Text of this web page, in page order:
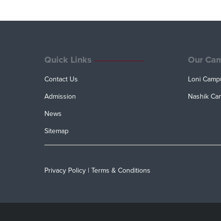
Quick Links
Contact Us
Admission
News
Sitemap
Our
Loni
Nashik
Privacy Policy | Terms & Conditions